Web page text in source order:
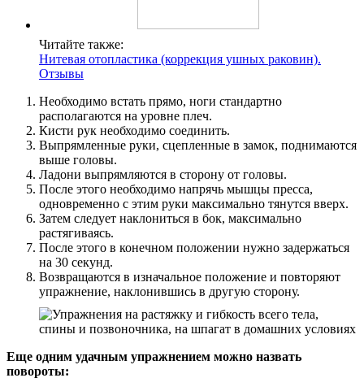
Читайте также:
Нитевая отопластика (коррекция ушных раковин).
Отзывы
Необходимо встать прямо, ноги стандартно
располагаются на уровне плеч.
Кисти рук необходимо соединить.
Выпрямленные руки, сцепленные в замок, поднимаются
выше головы.
Ладони выпрямляются в сторону от головы.
После этого необходимо напрячь мышцы пресса,
одновременно с этим руки максимально тянутся вверх.
Затем следует наклониться в бок, максимально
растягиваясь.
После этого в конечном положении нужно задержаться
на 30 секунд.
Возвращаются в изначальное положение и повторяют
упражнение, наклонившись в другую сторону.
Еще одним удачным упражнением можно назвать
повороты: